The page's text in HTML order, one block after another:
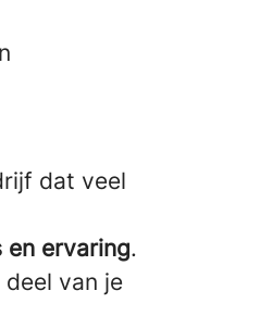
dat veel
ervaring.
deel van je